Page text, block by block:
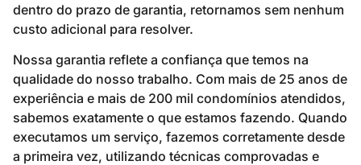
dentro do prazo de garantia, retornamos sem nenhum
custo adicional para resolver.
Nossa garantia reflete a confiança que temos na
qualidade do nosso trabalho. Com mais de 25 anos de
experiência e mais de 200 mil condomínios atendidos,
sabemos exatamente o que estamos fazendo. Quando
executamos um serviço, fazemos corretamente desde
a primeira vez, utilizando técnicas comprovadas e